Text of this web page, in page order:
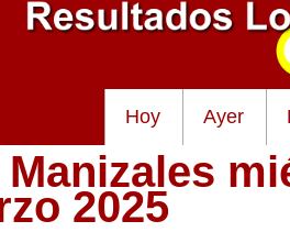
Hoy Ayer
2025